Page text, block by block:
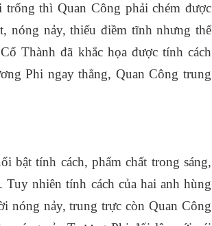
thì Quan Công phải chém được
nóng nảy, thiếu điềm tĩnh nhưng thể
Thành đã khắc họa được tính cách
Phi ngay thẳng, Quan Công trung
bật tính cách, phẩm chất trong sáng,
nhiên tính cách của hai anh hùng
nóng nảy, trung trực còn Quan Công